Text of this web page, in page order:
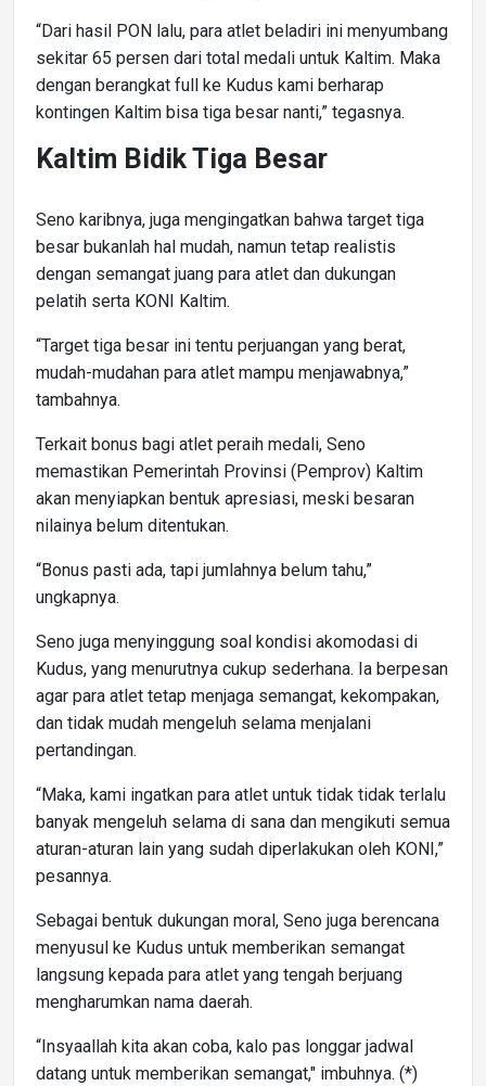
“Dari hasil PON lalu, para atlet beladiri ini menyumbang
sekitar 65 persen dari total medali untuk Kaltim. Maka
dengan berangkat full ke Kudus kami berharap
kontingen Kaltim bisa tiga besar nanti,” tegasnya.
Kaltim Bidik Tiga Besar
Seno karibnya, juga mengingatkan bahwa target tiga
besar bukanlah hal mudah, namun tetap realistis
dengan semangat juang para atlet dan dukungan
pelatih serta KONI Kaltim.
“Target tiga besar ini tentu perjuangan yang berat,
mudah-mudahan para atlet mampu menjawabnya,”
tambahnya.
Terkait bonus bagi atlet peraih medali, Seno
memastikan Pemerintah Provinsi (Pemprov) Kaltim
akan menyiapkan bentuk apresiasi, meski besaran
nilainya belum ditentukan.
“Bonus pasti ada, tapi jumlahnya belum tahu,”
ungkapnya.
Seno juga menyinggung soal kondisi akomodasi di
Kudus, yang menurutnya cukup sederhana. Ia berpesan
agar para atlet tetap menjaga semangat, kekompakan,
dan tidak mudah mengeluh selama menjalani
pertandingan.
“Maka, kami ingatkan para atlet untuk tidak tidak terlalu
banyak mengeluh selama di sana dan mengikuti semua
aturan-aturan lain yang sudah diperlakukan oleh KONI,”
pesannya.
Sebagai bentuk dukungan moral, Seno juga berencana
menyusul ke Kudus untuk memberikan semangat
langsung kepada para atlet yang tengah berjuang
mengharumkan nama daerah.
“Insyaallah kita akan coba, kalo pas longgar jadwal
datang untuk memberikan semangat," imbuhnya. (*)